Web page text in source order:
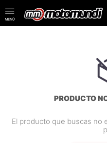
MENÚ
PRODUCTO
El producto que buscas no